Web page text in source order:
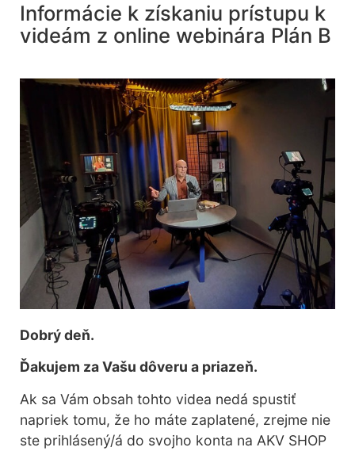
Informácie k získaniu prístupu k
videám z online webinára Plán B
Dobrý deň.
Ďakujem za Vašu dôveru a priazeň.
Ak sa Vám obsah tohto videa nedá spustiť
napriek tomu, že ho máte zaplatené, zrejme nie
ste prihlásený/á do svojho konta na AKV SHOP